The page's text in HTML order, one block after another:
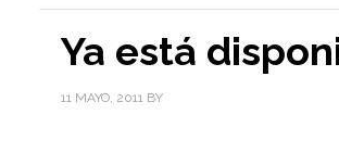
Ya está
11 MAYO, 2011 BY